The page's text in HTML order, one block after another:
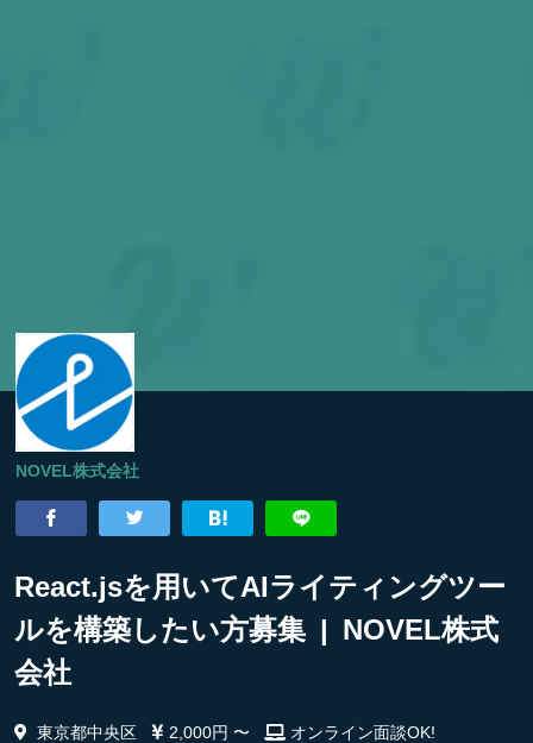
NOVEL株式会社
React.jsを用いてAIライティングツー
ルを構築したい方募集 | NOVEL株式
会社
東京都中央区 2,000円 〜 オンライン面談OK!